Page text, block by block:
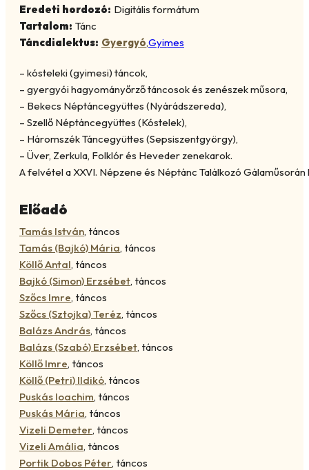
Eredeti hordozó: Digitális formátum
Tartalom: Tánc
Táncdialektus: Gyergyó,Gyimes
– kósteleki (gyimesi) táncok,
– gyergyói hagyományőrző táncosok és zenészek műsora,
– Bekecs Néptáncegyüttes (Nyárádszereda),
– Szellő Néptáncegyüttes (Kóstelek),
– Háromszék Táncegyüttes (Sepsiszentgyörgy),
– Üver, Zerkula, Folklór és Heveder zenekarok.
A felvétel a XXVI. Népzene és Néptánc Találkozó Gálaműsorán
Előadó
Tamás István, táncos
Tamás (Bajkó) Mária, táncos
Köllő Antal, táncos
Bajkó (Simon) Erzsébet, táncos
Szőcs Imre, táncos
Szőcs (Sztojka) Teréz, táncos
Balázs András, táncos
Balázs (Szabó) Erzsébet, táncos
Köllő Imre, táncos
Köllő (Petri) Ildikó, táncos
Puskás Ioachim, táncos
Puskás Mária, táncos
Vizeli Demeter, táncos
Vizeli Amália, táncos
Portik Dobos Péter, táncos